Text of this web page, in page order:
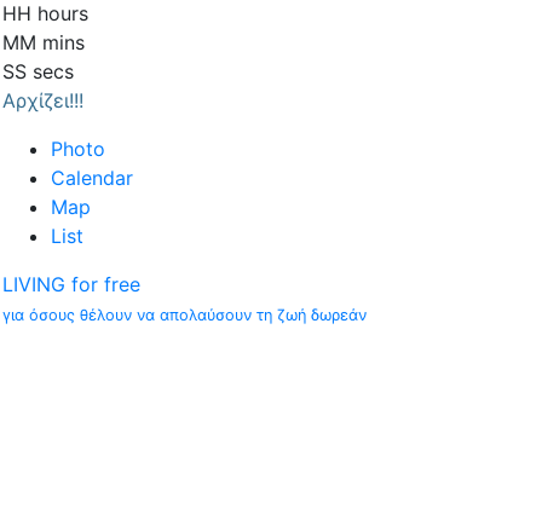
HH hours
MM mins
SS secs
Αρχίζει!!!
Photo
Calendar
Map
List
LIVING for free
για όσους θέλουν να απολαύσουν τη ζωή δωρεάν